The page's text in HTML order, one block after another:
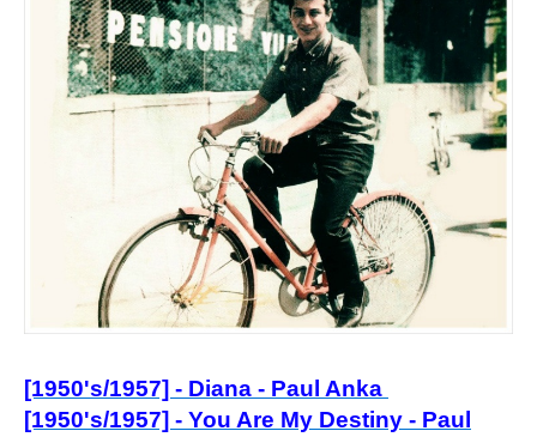
[1950's/1957] - Diana - Paul Anka
[1950's/1957] - You Are My Destiny - Paul